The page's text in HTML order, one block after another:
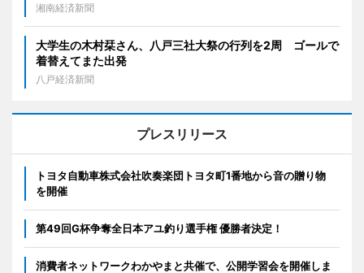
湘南経済新聞
大学生の木村栞さん、八戸三社大祭の行列を2周 ゴールで
着替えてまた出発
八戸経済新聞
プレスリリース
トヨタ自動車株式会社吹奏楽団トヨタ町1番地から音の贈り物
を開催
第49回G杯争奪全日本アユ釣り選手権 優勝者決定！
消費者ネットワークわかやまと共催で、公開学習会を開催しま